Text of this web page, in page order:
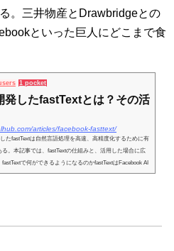
。三井物産とDrawbridgeとの
といった巨人にどこまで食
1 pocket
発したfastTextとは？その活
articles/facebook-fasttext/
たfastTextは自然言語処理を高速、高精度化するために有
。本記事では、fastTextの仕組みと、活用した場合に広
で何ができるようになるのかfastTextはFacebook AI